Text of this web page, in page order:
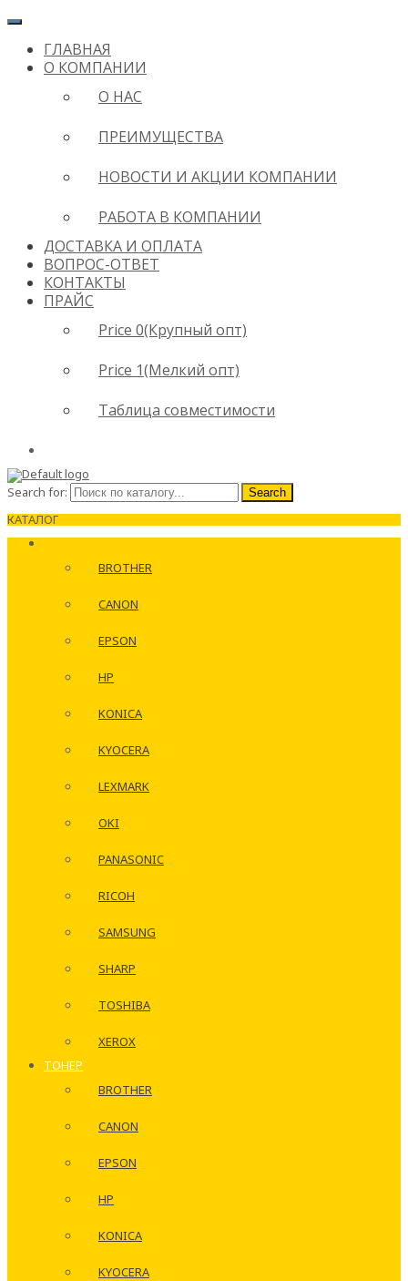
ГЛАВНАЯ
О КОМПАНИИ
О НАС
ПРЕИМУЩЕСТВА
НОВОСТИ И АКЦИИ КОМПАНИИ
РАБОТА В КОМПАНИИ
ДОСТАВКА И ОПЛАТА
ВОПРОС-ОТВЕТ
КОНТАКТЫ
ПРАЙС
Price 0(Крупный опт)
Price 1(Мелкий опт)
Таблица совместимости
Search for: Search
КАТАЛОГ
КАРТРИДЖИ
BROTHER
CANON
EPSON
HP
KONICA
KYOCERA
LEXMARK
OKI
PANASONIC
RICOH
SAMSUNG
SHARP
TOSHIBA
XEROX
ТОНЕР
BROTHER
CANON
EPSON
HP
KONICA
KYOCERA